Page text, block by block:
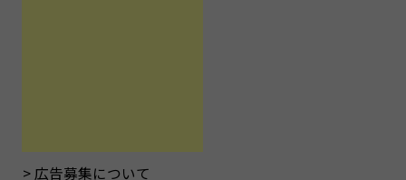
広告募集について